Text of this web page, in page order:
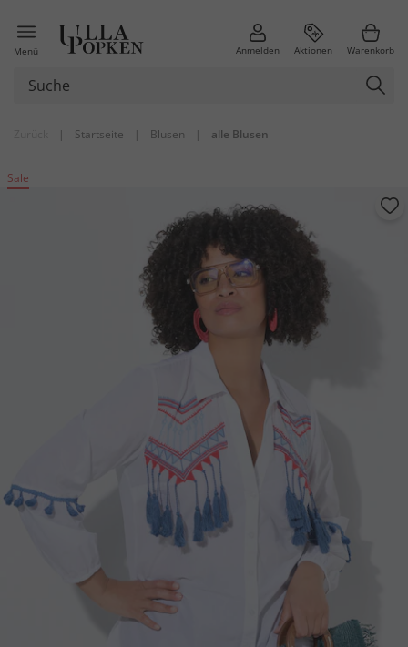
Menü Anmelden Aktionen Warenkorb
| Startseite | Blusen | alle Blusen
Sale